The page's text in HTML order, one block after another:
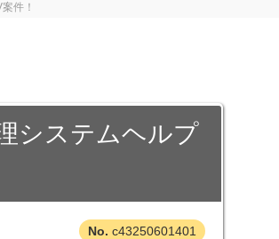
件！
システムヘルプ
c43250601401